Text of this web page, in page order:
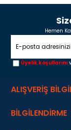
Hemen
Üyelik koşullarını
ALIŞVERİŞ
BİLGİLENDİRME